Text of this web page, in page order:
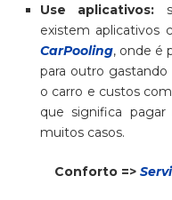
Use aplicativos:
existem aplicativos
CarPooling, onde é
para outro
o carro e custos
que significa
muitos casos.
Conforto =>